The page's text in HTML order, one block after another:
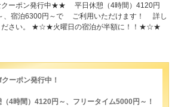
ーポン発行中★★ 平日休憩（4時間）4120円
、宿泊6300円～で ご利用いただけます！ 詳し
ださい。 ★☆★火曜日の宿泊が半額に！！★☆★
ーポン発行中！
間）4120円～、フリータイム5000円～！